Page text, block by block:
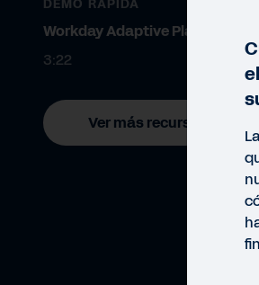
DEMO RÁPIDA
Workday Adaptive Planning
3:22
Ver más recursos